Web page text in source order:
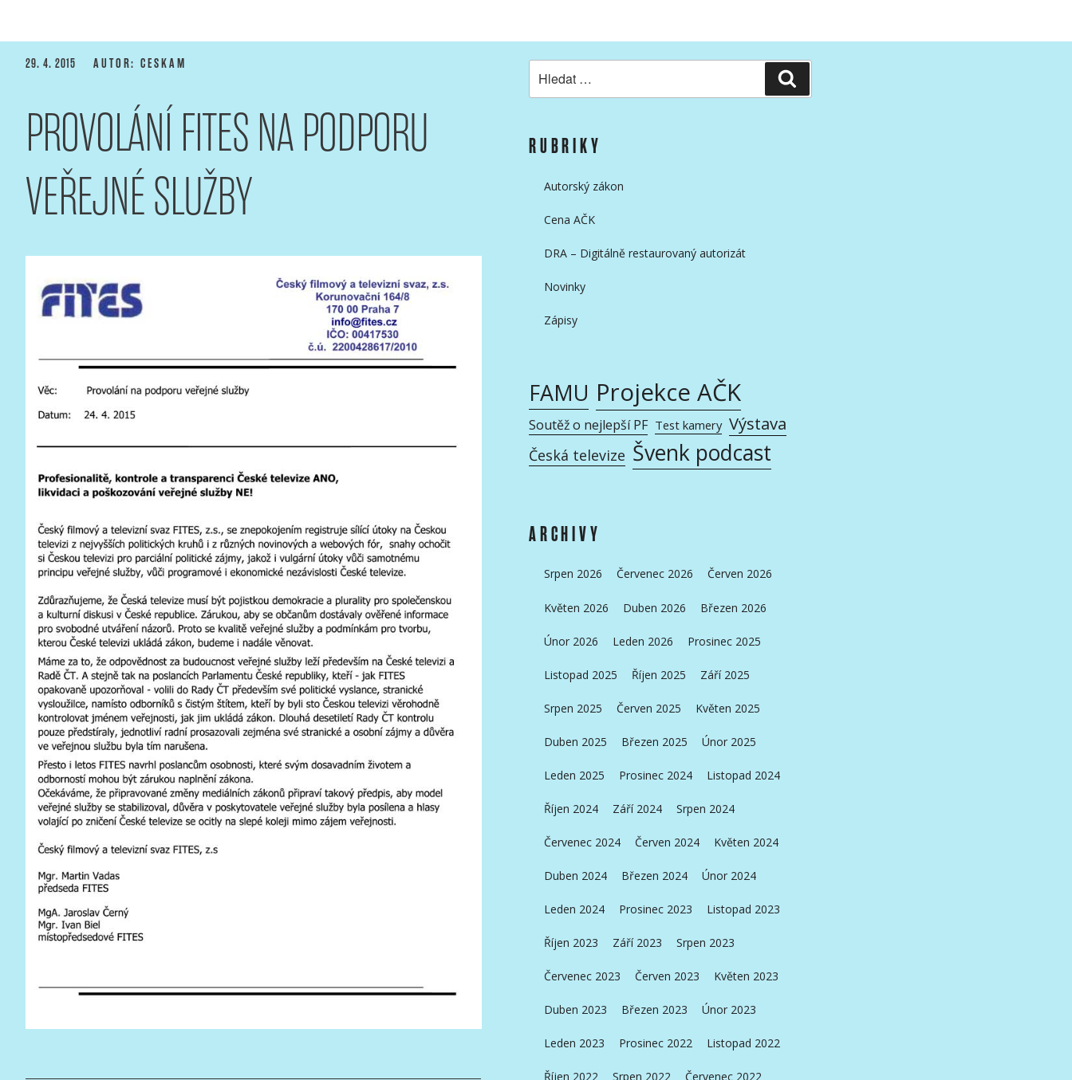
PUBLIKOVÁNO
29. 4. 2015 AUTOR: CESKAM
PROVOLÁNÍ FITES NA PODPORU
VEŘEJNÉ SLUŽBY
RUBRIKY
Autorský zákon
Cena AČK
DRA – Digitálně restaurovaný autorizát
Novinky
Zápisy
FAMU Projekce AČK
Soutěž o nejlepší PF Test kamery Výstava
Česká televize Švenk podcast
ARCHIVY
Srpen 2026 Červenec 2026 Červen 2026
Květen 2026 Duben 2026 Březen 2026
Únor 2026 Leden 2026 Prosinec 2025
Listopad 2025 Říjen 2025 Září 2025
Srpen 2025 Červen 2025 Květen 2025
Duben 2025 Březen 2025 Únor 2025
Leden 2025 Prosinec 2024 Listopad 2024
Říjen 2024 Září 2024 Srpen 2024
Červenec 2024 Červen 2024 Květen 2024
Duben 2024 Březen 2024 Únor 2024
Leden 2024 Prosinec 2023 Listopad 2023
Říjen 2023 Září 2023 Srpen 2023
Červenec 2023 Červen 2023 Květen 2023
Duben 2023 Březen 2023 Únor 2023
Leden 2023 Prosinec 2022 Listopad 2022
Říjen 2022 Srpen 2022 Červenec 2022